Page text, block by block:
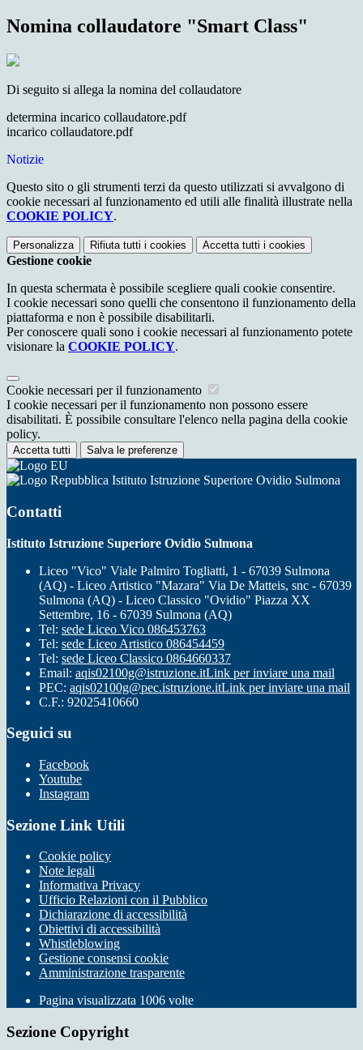
Nomina collaudatore "Smart Class"
Di seguito si allega la nomina del collaudatore
determina incarico collaudatore.pdf
incarico collaudatore.pdf
Notizie
Questo sito o gli strumenti terzi da questo utilizzati si avvalgono di
cookie necessari al funzionamento ed utili alle finalità illustrate nella
COOKIE POLICY.
Personalizza Rifiuta tutti i cookies Accetta tutti i cookies
Gestione cookie
In questa schermata è possibile scegliere quali cookie consentire.
I cookie necessari sono quelli che consentono il funzionamento della
piattaforma e non è possibile disabilitarli.
Per conoscere quali sono i cookie necessari al funzionamento potete
visionare la COOKIE POLICY.
Cookie necessari per il funzionamento
I cookie necessari per il funzionamento non possono essere
disabilitati. È possibile consultare l'elenco nella pagina della cookie
policy.
Accetta tutti Salva le preferenze
Istituto Istruzione Superiore Ovidio Sulmona
Contatti
Istituto Istruzione Superiore Ovidio Sulmona
Liceo "Vico" Viale Palmiro Togliatti, 1 - 67039 Sulmona
(AQ) - Liceo Artistico "Mazara" Via De Matteis, snc - 67039
Sulmona (AQ) - Liceo Classico "Ovidio" Piazza XX
Settembre, 16 - 67039 Sulmona (AQ)
Tel: sede Liceo Vico 086453763
Tel: sede Liceo Artistico 086454459
Tel: sede Liceo Classico 0864660337
Email: aqis02100g@istruzione.itLink per inviare una mail
PEC: aqis02100g@pec.istruzione.itLink per inviare una mail
C.F.: 92025410660
Seguici su
Facebook
Youtube
Instagram
Sezione Link Utili
Cookie policy
Note legali
Informativa Privacy
Ufficio Relazioni con il Pubblico
Dichiarazione di accessibilità
Obiettivi di accessibilità
Whistleblowing
Gestione consensi cookie
Amministrazione trasparente
Pagina visualizzata 1006 volte
Sezione Copyright